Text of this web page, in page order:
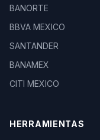
BANORTE
BBVA MEXICO
SANTANDER
BANAMEX
CITI MEXICO
HERRAMIENTAS